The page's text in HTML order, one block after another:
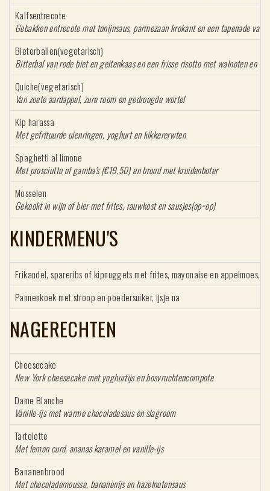
Kalfsentrecote
Gebakken entrecote met tonijnsaus, parmezaan krokant en een tapenade van
Bieterballen(vegetarisch)
Bitterbal van rode biet en geitenkaas en een frisse risotto met walnoten en
Quiche(vegetarisch)
Van zoete aardappel, zure room en gedroogde wortel
Kip harassa
Met gefrituurde uienringen, yoghurt en kikkererwten
Spaghetti al limone
Met prosciutto of gamba's (€19,50) en brood met kruidenboter
Mosselen
Gekookt in wijn of bier met frites, rauwkost en sausjes(op=op)
KINDERMENU'S
Frikandel, spareribs of kipnuggets met frites, mayonaise en appelmoes,
Pannenkoek met stroop en poedersuiker, ijsje na
NAGERECHTEN
Cheesecake
New York cheesecake met yoghurtijs en bosvruchtencompote
Dame Blanche
Vanille-ijs met warme chocoladesaus en slagroom
Tartelette
Met lemon curd, ananas karamel en vanille-ijs
Bananenbrood
Met chocolademousse, bananenijs en hazelnotensaus